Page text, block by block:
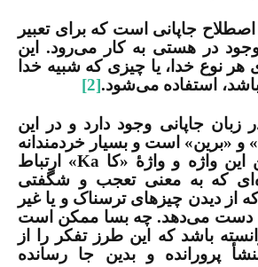
اصطلاح جاپانی است که برای تعبیر
در هستی به کار می‌رود. این
هر نوع خدا، یا چیزی که شبیه خدا
استفاده می‌شود.[2]
زبان جاپانی وجود دارد و در این
و «برین» است و بسیار خردمندانه
این واژه و واژۀ «کا Ka» ارتباط
که به معنی تعجب و شگفتی
از دیدن چیزهای ترسناک و یا غیر
دست می‌دهد. چه بسا ممکن است
باشد که این طرز تفکر را از
پرورانده و بدین جا رسانده